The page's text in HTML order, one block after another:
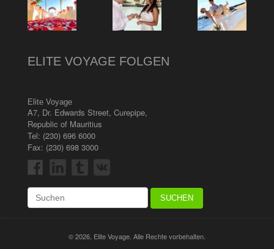
ELITE VOYAGE FOLGEN
Elite Voyage
A7, Dr. Edwards Street, Curepipe,
Republic of Mauritius
Tel: (230) 696 6000
Fax: (230) 698 3000
© 2026, Elite Voyage. Alle Rechte vorbehalten.